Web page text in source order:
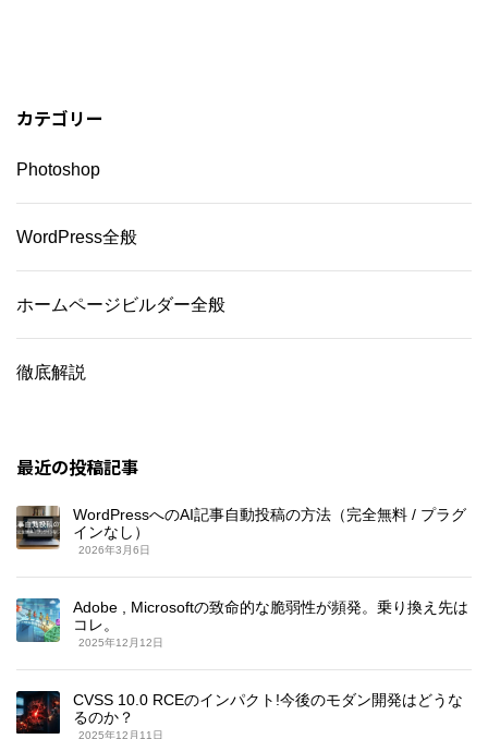
カテゴリー
Photoshop
WordPress全般
ホームページビルダー全般
徹底解説
最近の投稿記事
WordPressへのAI記事自動投稿の方法（完全無料 / プラグ
インなし）
2026年3月6日
Adobe , Microsoftの致命的な脆弱性が頻発。乗り換え先は
コレ。
2025年12月12日
CVSS 10.0 RCEのインパクト!今後のモダン開発はどうな
るのか？
2025年12月11日